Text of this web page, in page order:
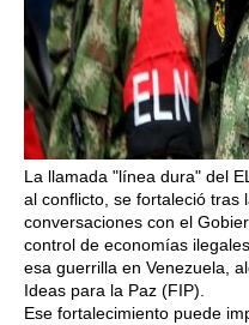
La llamada "línea dura" del
al conflicto, se fortaleció tras
conversaciones con el
control de economías
esa guerrilla en Venezuela,
Ideas para la Paz (FIP).
Ese fortalecimiento puede